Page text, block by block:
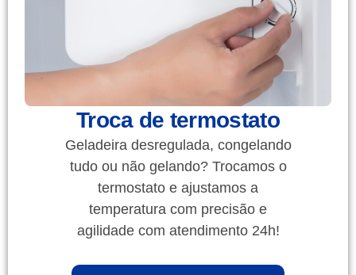
Troca de termostato
Geladeira desregulada, congelando
tudo ou não gelando? Trocamos o
termostato e ajustamos a
temperatura com precisão e
agilidade com atendimento 24h!